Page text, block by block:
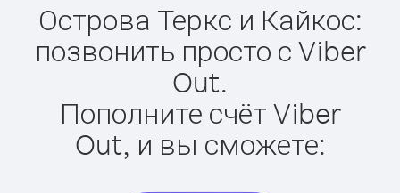
Острова Теркс и Кайкос:
позвонить просто с Viber
Out.
Пополните счёт Viber
Out, и вы сможете: